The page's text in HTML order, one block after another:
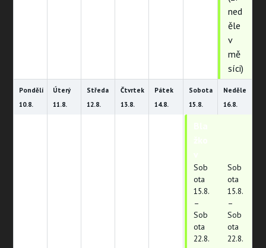
ned
ěle
v
mě
síci)
Pondělí
10.8.
Úterý
11.8.
Středa
12.8.
Čtvrtek
13.8.
Pátek
14.8.
Sobota
15.8.
Sob
ota
15.8.
–
Sob
ota
22.8.
Neděle
16.8.
Sob
ota
15.8.
–
Sob
ota
22.8.